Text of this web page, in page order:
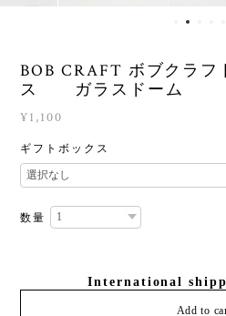
BOB CRAFT ボブクラ
ス ガラスドーム
¥1,100
ギフトボックス
数量
International
Add to